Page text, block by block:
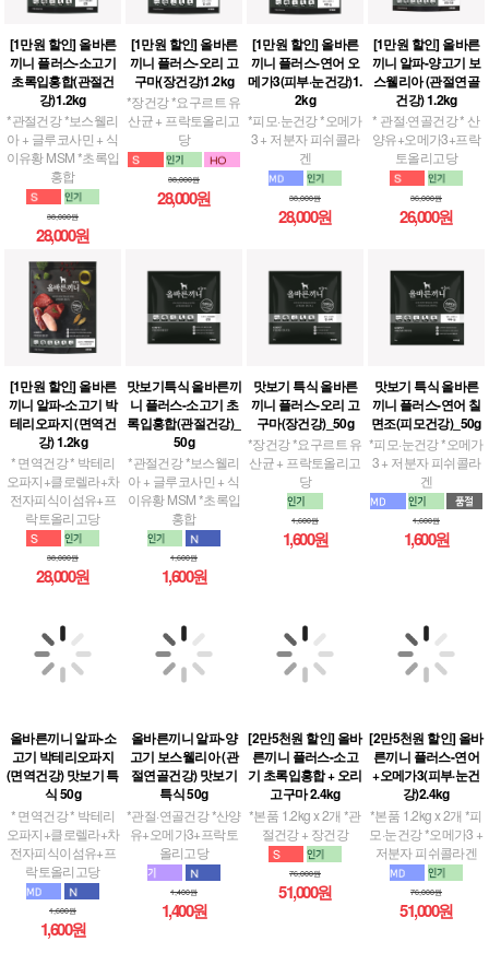
[1만원 할인] 올바른
끼니 플러스-소고기
초록입홍합(관절건
강)1.2kg
*관절건강 *보스웰리
아 + 글루코사민 + 식
이유황 MSM *초록입
홍합
38,000원
28,000원
[1만원 할인] 올바른
끼니 플러스-오리 고
구마(장건강)1.2kg
*장건강 *요구르트 유
산균 + 프락토올리고
당
38,000원
28,000원
[1만원 할인] 올바른
끼니 플러스-연어 오
메가3(피부·눈건강)1.
2kg
*피모·눈건강 *오메가
3 + 저분자 피쉬콜라
겐
38,000원
28,000원
[1만원 할인] 올바른
끼니 알파-양고기 보
스웰리아 (관절연골
건강) 1.2kg
* 관절·연골건강 * 산
양유+오메가3+프락
토올리고당
36,000원
26,000원
[1만원 할인] 올바른
끼니 알파-소고기 박
테리오파지 (면역건
강) 1.2kg
* 면역건강 * 박테리
오파지+클로렐라+차
전자피식이섬유+프
락토올리고당
38,000원
28,000원
맛보기특식 올바른끼
니 플러스-소고기 초
록입홍합(관절건강)_
50g
*관절건강 *보스웰리
아 + 글루코사민 + 식
이유황 MSM *초록입
홍합
1,600원
1,600원
맛보기 특식 올바른
끼니 플러스-오리 고
구마(장건강)_50g
*장건강 *요구르트 유
산균 + 프락토올리고
당
1,600원
1,600원
맛보기 특식 올바른
끼니 플러스-연어 칠
면조(피모건강)_50g
*피모·눈건강 *오메가
3 + 저분자 피쉬콜라
겐
1,600원
1,600원
올바른끼니 알파-소
고기 박테리오파지
(면역건강) 맛보기 특
식 50g
* 면역건강 * 박테리
오파지+클로렐라+차
전자피식이섬유+프
락토올리고당
1,600원
1,600원
올바른끼니 알파-양
고기 보스웰리아 (관
절연골건강) 맛보기
특식 50g
*관절·연골건강 *산양
유+오메가3+프락토
올리고당
1,400원
1,400원
[2만5천원 할인] 올바
른끼니 플러스-소고
기 초록입홍합 + 오리
고구마 2.4kg
*본품 1.2kg x 2개 *관
절건강 + 장건강
76,000원
51,000원
[2만5천원 할인] 올바
른끼니 플러스-연어
+오메가3(피부·눈건
강)2.4kg
*본품 1.2kg x 2개 *피
모·눈건강 *오메가3 +
저분자 피쉬콜라겐
76,000원
51,000원